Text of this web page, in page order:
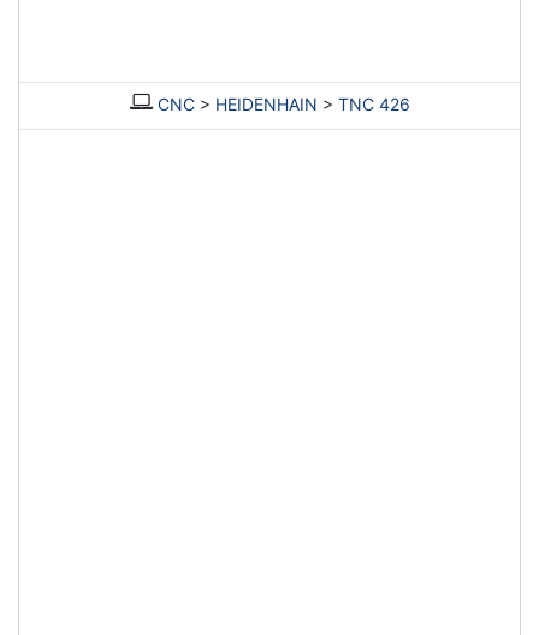
CNC> HEIDENHAIN > TNC 426